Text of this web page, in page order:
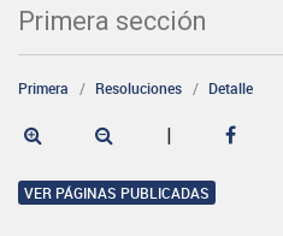
Primera sección
Primera Resoluciones Detalle
|
VER PÁGINAS PUBLICADAS